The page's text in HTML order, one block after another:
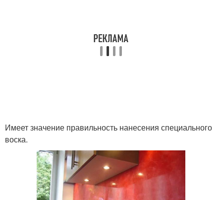
Имеет значение правильность нанесения специального
воска.